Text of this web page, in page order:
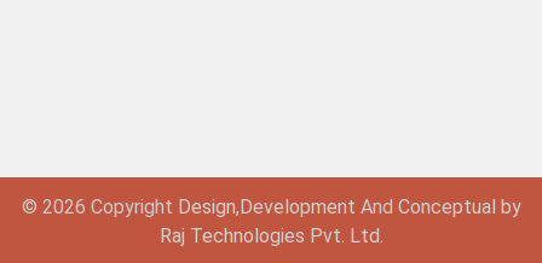
© 2026 Copyright Design,Development And Conceptual by
Raj Technologies Pvt. Ltd.